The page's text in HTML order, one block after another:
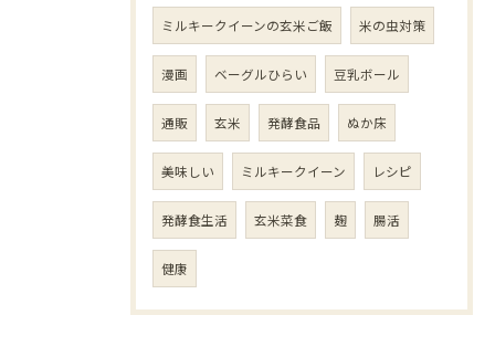
ミルキークイーンの玄米ご飯 米の虫対策
漫画 ベーグルひらい 豆乳ボール
通販 玄米 発酵食品 ぬか床
美味しい ミルキークイーン レシピ
発酵食生活 玄米菜食 麹 腸活
健康